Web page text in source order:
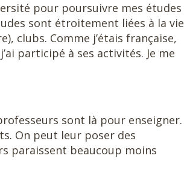
pour poursuivre mes études
sont étroitement liées à la vie
clubs. Comme j’étais française,
participé à ses activités. Je me
sont là pour enseigner.
On peut leur poser des
paraissent beaucoup moins